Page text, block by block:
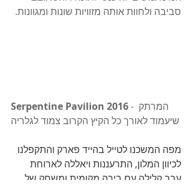
סביבה ולחוות אותה מזוויות שונות ומגוונות.
Serpentine Pavilion 2016 - המרתק
שיעמוד לאורך כל הקיץ הקרוב צמוד לגלריה
מפה המשכנו לטייל בהייד פארק והתקפלנו
לכיוון המלון, התרעננות ויאללה לארוחת
ערב קלילה עם בירה מקומית ומשחק של